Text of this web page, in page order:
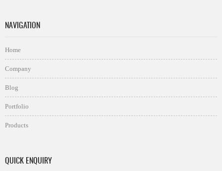
NAVIGATION
Home
Company
Blog
Portfolio
Products
QUICK ENQUIRY